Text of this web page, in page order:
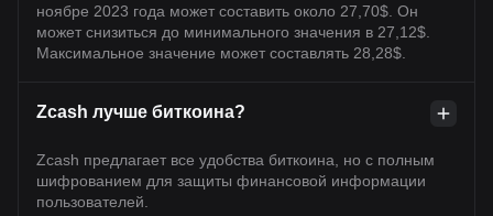
ноябре 2023 года может составить около 27,70$. Он
может снизиться до минимального значения в 27,12$.
Максимальное значение может составлять 28,28$.
Zcash лучше биткоина?
Zcash предлагает все удобства биткоина, но с полным
шифрованием для защиты финансовой информации
пользователей.